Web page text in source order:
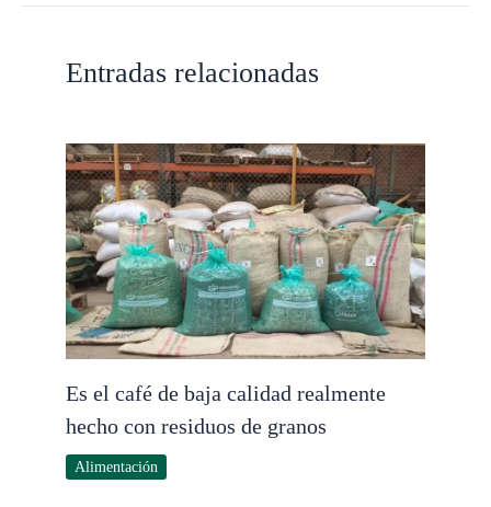
Entradas relacionadas
Es el café de baja calidad realmente
hecho con residuos de granos
Alimentación